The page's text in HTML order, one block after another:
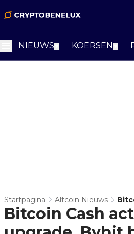
NIEUWS KOERSEN
Startpagina Altcoin Nieuws
Bitcoin Cash